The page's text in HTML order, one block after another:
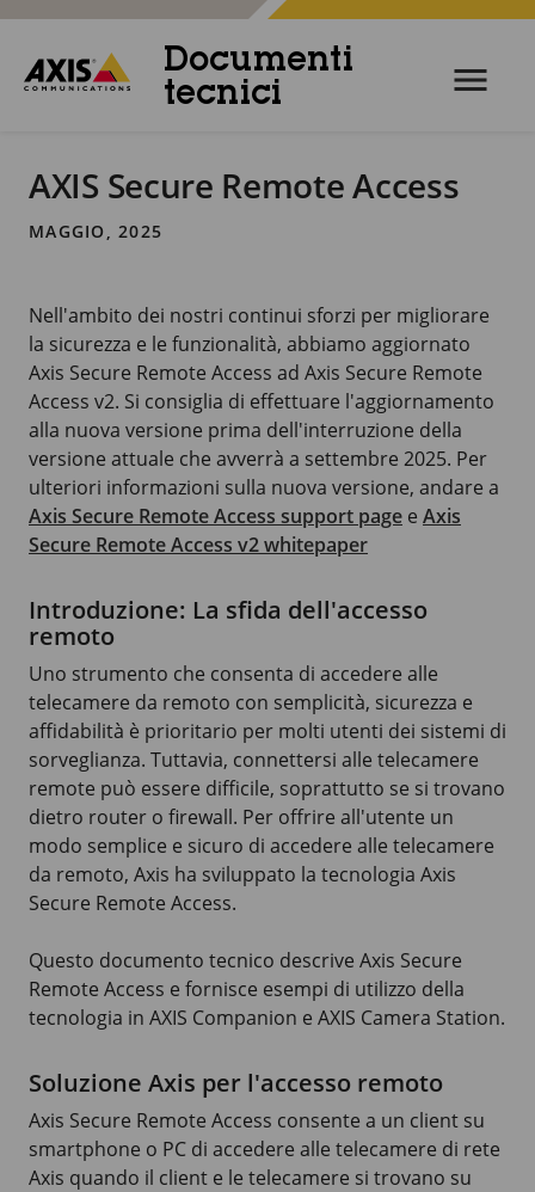
Documenti
tecnici
AXIS Secure Remote Access
MAGGIO, 2025
Nell'ambito dei nostri continui sforzi per migliorare
la sicurezza e le funzionalità, abbiamo aggiornato
Axis Secure Remote Access ad Axis Secure Remote
Access v2. Si consiglia di effettuare l'aggiornamento
alla nuova versione prima dell'interruzione della
versione attuale che avverrà a settembre 2025. Per
ulteriori informazioni sulla nuova versione, andare a
Axis Secure Remote Access support page e Axis
Secure Remote Access v2 whitepaper
Introduzione: La sfida dell'accesso
remoto
Uno strumento che consenta di accedere alle
telecamere da remoto con semplicità, sicurezza e
affidabilità è prioritario per molti utenti dei sistemi di
sorveglianza. Tuttavia, connettersi alle telecamere
remote può essere difficile, soprattutto se si trovano
dietro router o firewall. Per offrire all'utente un
modo semplice e sicuro di accedere alle telecamere
da remoto, Axis ha sviluppato la tecnologia Axis
Secure Remote Access.
Questo documento tecnico descrive Axis Secure
Remote Access e fornisce esempi di utilizzo della
tecnologia in AXIS Companion e AXIS Camera Station.
Soluzione Axis per l'accesso remoto
Axis Secure Remote Access consente a un client su
smartphone o PC di accedere alle telecamere di rete
Axis quando il client e le telecamere si trovano su